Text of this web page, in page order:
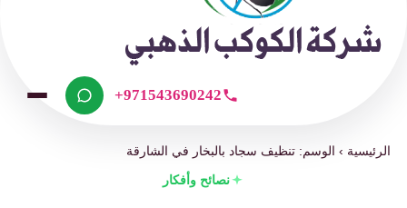
+971543690242
الرئيسية ›الوسم: تنظيف سجاد بالبخار في الشارقة
نصائح وأفكار